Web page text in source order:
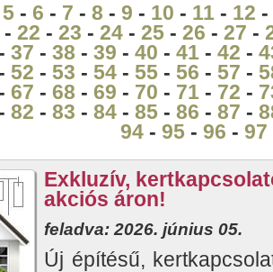
5 - 6 - 7 - 8 - 9 - 10 - 11 - 12 -
- 22 - 23 - 24 - 25 - 26 - 27 -
- 37 - 38 - 39 - 40 - 41 - 42 -
- 52 - 53 - 54 - 55 - 56 - 57 -
- 67 - 68 - 69 - 70 - 71 - 72 -
- 82 - 83 - 84 - 85 - 86 - 87 -
94 - 95 - 96 - 97
Exkluzív,
akciós áron!
feladva: 2026. június 05.
Új építésű,